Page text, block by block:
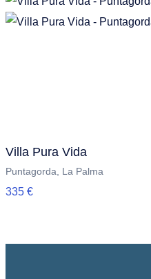
Villa Pura Vida
Puntagorda, La Palma
335 €